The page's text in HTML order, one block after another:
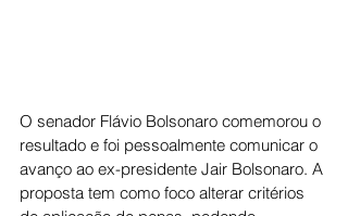
O senador Flávio Bolsonaro comemorou o
resultado e foi pessoalmente comunicar o
avanço ao ex-presidente Jair Bolsonaro. A
proposta tem como foco alterar critérios